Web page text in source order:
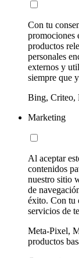
Con tu
promociones
productos
personales
externos y
siempre que
Bing, Criteo,
Marketing
Al aceptar
contenidos
nuestro sitio
de
éxito. Con tu
servicios de
Meta-Pixel,
productos